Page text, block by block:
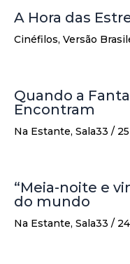
A Hora das
Cinéfilos, Versão
Quando a
Encontram
Na Estante, Sala33 /
“Meia-noite e
do mundo
Na Estante, Sala33 /